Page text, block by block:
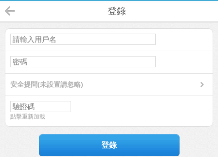
登錄
安全提問(未設置請忽略)
點擊重新加載
登錄